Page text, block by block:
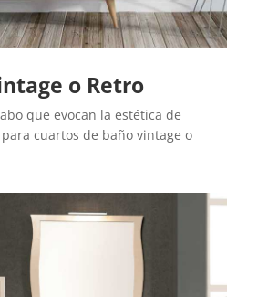
o Retro
que evocan la estética de
cuartos de baño vintage o